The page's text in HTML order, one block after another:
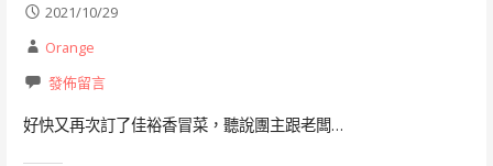
2021/10/29
Orange
發佈留言
好快又再次訂了佳裕香冒菜，聽說團主跟老闆…